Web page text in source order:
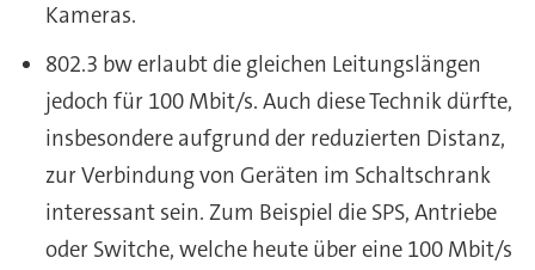
Kameras.
802.3 bw erlaubt die gleichen Leitungslängen
jedoch für 100 Mbit/s. Auch diese Technik dürfte,
insbesondere aufgrund der reduzierten Distanz,
zur Verbindung von Geräten im Schaltschrank
interessant sein. Zum Beispiel die SPS, Antriebe
oder Switche, welche heute über eine 100 Mbit/s